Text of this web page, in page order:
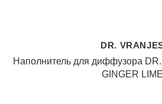
DR.
Наполнитель для диффузора
GINGER LIME